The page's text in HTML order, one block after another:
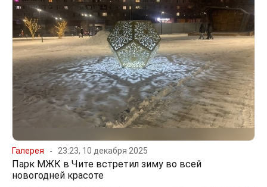
Галерея 23:23, 10 декабря 2025
Парк МЖК в Чите встретил зиму во всей
новогодней красоте